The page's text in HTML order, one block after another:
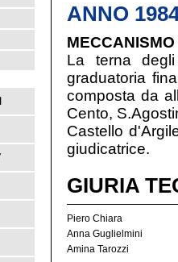
ANNO
La terna
graduatoria
composta da
Cento,
Castello
giudicatrice.
GIURIA
Piero Chiara
Anna Guglielmini
Amina Tarozzi